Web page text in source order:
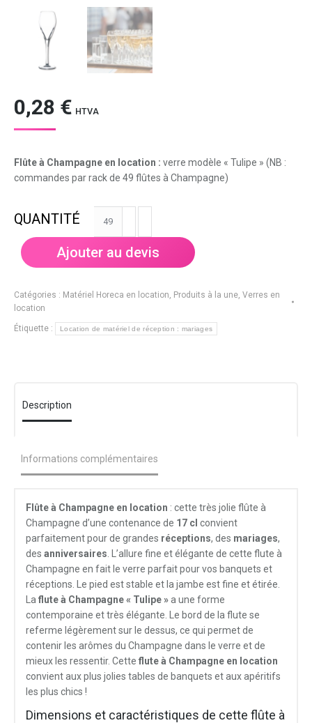
0,28 € HTVA
Flûte à Champagne en location : verre modèle « Tulipe » (NB :
commandes par rack de 49 flûtes à Champagne)
à
"Tulipe"
(49
pièces)
Ajouter au devis
Catégories : Matériel Horeca en location Produits à la une Verres en
location
Étiquette : Location de matériel de réception : mariages
Description
Informations complémentaires
Flûte à Champagne en location : cette très jolie flûte à
Champagne d’une contenance de 17 cl convient
parfaitement pour de grandes réceptions, des mariages,
des anniversaires . L’allure fine et élégante de cette flute à
Champagne en fait le verre parfait pour vos banquets et
réceptions. Le pied est stable et la jambe est fine et étirée.
La flute à Champagne « Tulipe »a une forme
contemporaine et très élégante. Le bord de la flute se
referme légèrement sur le dessus, ce qui permet de
contenir les arômes du Champagne dans le verre et de
mieux les ressentir. Cette flute à Champagne en location
convient aux plus jolies tables de banquets et aux apéritifs
les plus chics !
Dimensions et caractéristiques de cette flûte à